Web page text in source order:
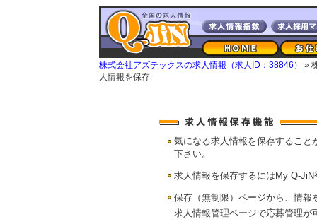
株式会社アズテックスの求人情報（求人ID：38846）
»
人情報を保存
気になる求人情報を保存すること
下さい。
求人情報を保存するにはMy Q-
保存（無制限）ページから、情報
求人情報管理ページで応募管理が